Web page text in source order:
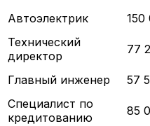
Автоэлектрик
150
Технический
директор
77
Главный инженер
57
Специалист по
кредитованию
85